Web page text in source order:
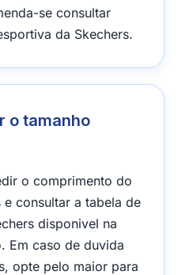
se consultar
da Skechers.
o tamanho
o comprimento do
consultar a tabela de
disponivel na
Em caso de duvida
opte pelo maior para